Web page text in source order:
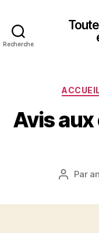
Recherche
Avis
Auteur
Par